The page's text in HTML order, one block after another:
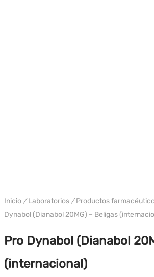
Inicio / Laboratorios / Productos
Dynabol (Dianabol 20MG) – Beligas
Pro Dynabol (Dianabol
(internacional)